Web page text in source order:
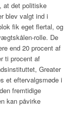
at det politiske
blev valgt ind i
fik eget flertal, og
rolle. De
end 20 procent af
ti procent af
Greater
et eftervalgsmøde i
fremtidige
kan påvirke